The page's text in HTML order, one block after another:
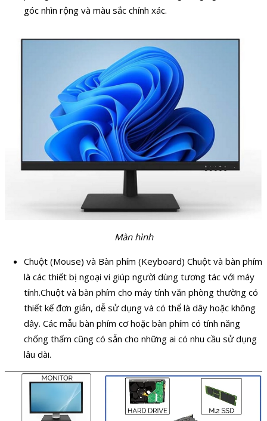
góc nhìn rộng và màu sắc chính xác.
Màn hình
Chuột (Mouse) và Bàn phím (Keyboard) Chuột và bàn phím
là các thiết bị ngoại vi giúp người dùng tương tác với máy
tính.Chuột và bàn phím cho máy tính văn phòng thường có
thiết kế đơn giản, dễ sử dụng và có thể là dây hoặc không
dây. Các mẫu bàn phím cơ hoặc bàn phím có tính năng
chống thấm cũng có sẵn cho những ai có nhu cầu sử dụng
lâu dài.